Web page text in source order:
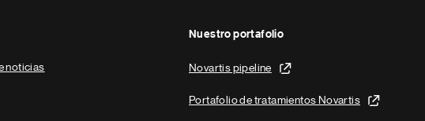
noticias
Nuestro portafolio
Novartis pipeline
Portafolio de tratamientos Novartis